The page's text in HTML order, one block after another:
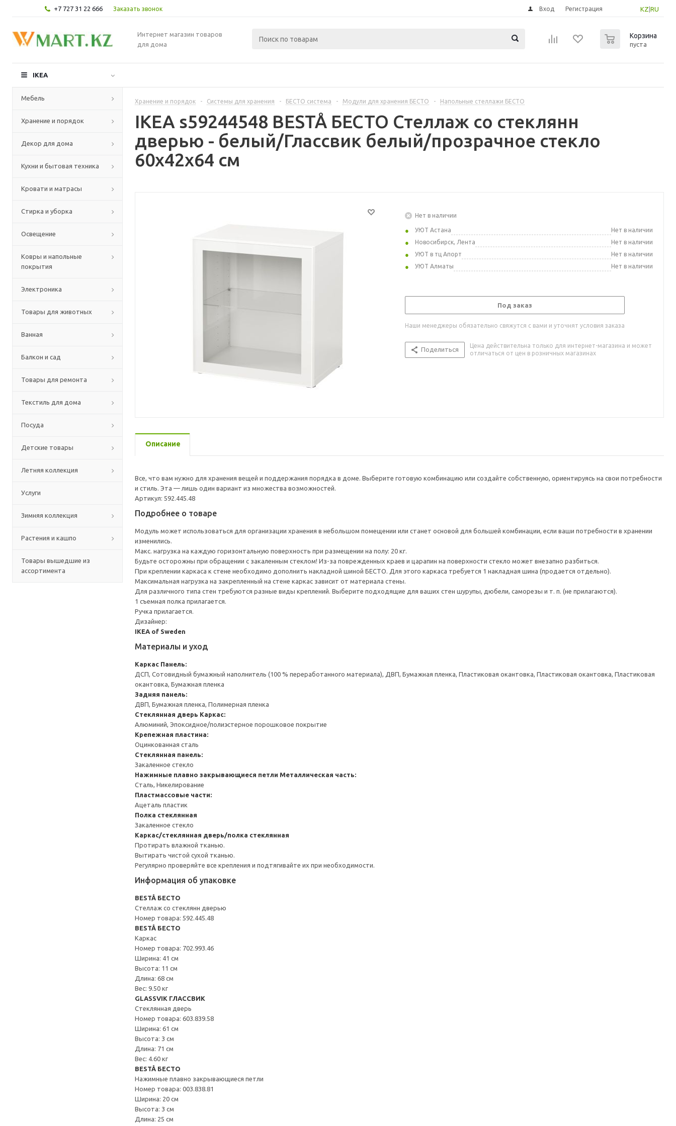
+7 727 31 22 666 Заказать звонок KZ RU
Вход Регистрация
Интернет магазин товаров
для дома
Корзина
пуста
IKEA
Мебель
Хранение и порядок
Декор для дома
Кухни и бытовая техника
Кровати и матрасы
Стирка и уборка
Освещение
Ковры и напольные
покрытия
Электроника
Товары для животных
Ванная
Балкон и сад
Товары для ремонта
Текстиль для дома
Посуда
Детские товары
Летняя коллекция
Услуги
Зимняя коллекция
Растения и кашпо
Товары вышедшие из
ассортимента
Хранение и порядок - Системы для хранения - БЕСТО система - Модули для хранения БЕСТО - Напольные стеллажи БЕСТО
IKEA s59244548 BESTÅ БЕСТО Стеллаж со стеклянн
дверью - белый/Глассвик белый/прозрачное стекло
60x42x64 см
Нет в наличии
УЮТ Астана
Нет в наличии
Новосибирск, Лента
Нет в наличии
УЮТ в тц Апорт
Нет в наличии
УЮТ Алматы
Нет в наличии
Под заказ
Наши менеджеры обязательно свяжутся с вами и уточнят условия заказа
Поделиться
Цена действительна только для интернет-магазина и может
отличаться от цен в розничных магазинах
Описание
Все, что вам нужно для хранения вещей и поддержания порядка в доме. Выберите готовую комбинацию или создайте собственную, ориентируясь на свои потребности
и стиль. Эта — лишь один вариант из множества возможностей.
Артикул: 592.445.48
Подробнее о товаре
Модуль может использоваться для организации хранения в небольшом помещении или станет основой для большей комбинации, если ваши потребности в хранении
изменились.
Макс. нагрузка на каждую горизонтальную поверхность при размещении на полу: 20 кг.
Будьте осторожны при обращении с закаленным стеклом! Из-за поврежденных краев и царапин на поверхности стекло может внезапно разбиться.
При креплении каркаса к стене необходимо дополнить накладной шиной БЕСТО. Для этого каркаса требуется 1 накладная шина (продается отдельно).
Максимальная нагрузка на закрепленный на стене каркас зависит от материала стены.
Для различного типа стен требуются разные виды креплений. Выберите подходящие для ваших стен шурупы, дюбели, саморезы и т. п. (не прилагаются).
1 съемная полка прилагается.
Ручка прилагается.
Дизайнер:
IKEA of Sweden
Материалы и уход
Каркас Панель:
ДСП, Сотовидный бумажный наполнитель (100 % переработанного материала), ДВП, Бумажная пленка, Пластиковая окантовка, Пластиковая окантовка, Пластиковая
окантовка, Бумажная пленка
Задняя панель:
ДВП, Бумажная пленка, Полимерная пленка
Стеклянная дверь Каркас:
Алюминий, Эпоксидное/полиэстерное порошковое покрытие
Крепежная пластина:
Оцинкованная сталь
Стеклянная панель:
Закаленное стекло
Нажимные плавно закрывающиеся петли Металлическая часть:
Сталь, Никелирование
Пластмассовые части:
Ацеталь пластик
Полка стеклянная
Закаленное стекло
Каркас/стеклянная дверь/полка стеклянная
Протирать влажной тканью.
Вытирать чистой сухой тканью.
Регулярно проверяйте все крепления и подтягивайте их при необходимости.
Информация об упаковке
BESTÅ БЕСТО
Стеллаж со стеклянн дверью
Номер товара: 592.445.48
BESTÅ БЕСТО
Каркас
Номер товара: 702.993.46
Ширина: 41 см
Высота: 11 см
Длина: 68 см
Вес: 9.50 кг
GLASSVIK ГЛАССВИК
Стеклянная дверь
Номер товара: 603.839.58
Ширина: 61 см
Высота: 3 см
Длина: 71 см
Вес: 4.60 кг
BESTÅ БЕСТО
Нажимные плавно закрывающиеся петли
Номер товара: 003.838.81
Ширина: 20 см
Высота: 3 см
Длина: 25 см